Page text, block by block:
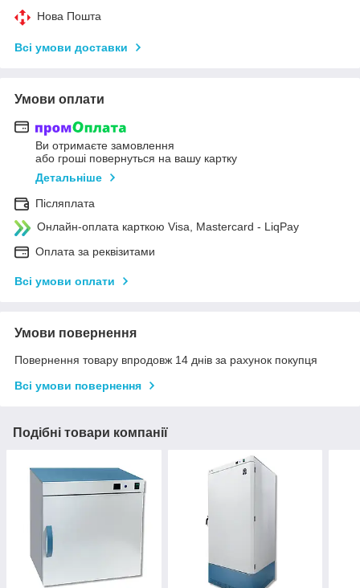
Нова Пошта
Всі умови доставки
Умови оплати
Ви отримаєте замовлення
або гроші повернуться на вашу картку
Детальніше
Післяплата
Онлайн-оплата карткою Visa, Mastercard - LiqPay
Оплата за реквізитами
Всі умови оплати
Умови повернення
Повернення товару впродовж 14 днів за рахунок покупця
Всі умови повернення
Подібні товари компанії